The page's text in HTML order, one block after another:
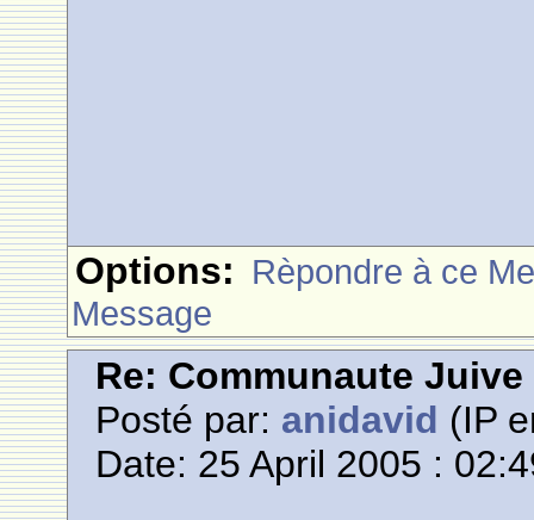
Options: Rèpondre à ce
Message
Re: Communaute
Posté par: anidavid (IP
Date: 25 April 2005 :